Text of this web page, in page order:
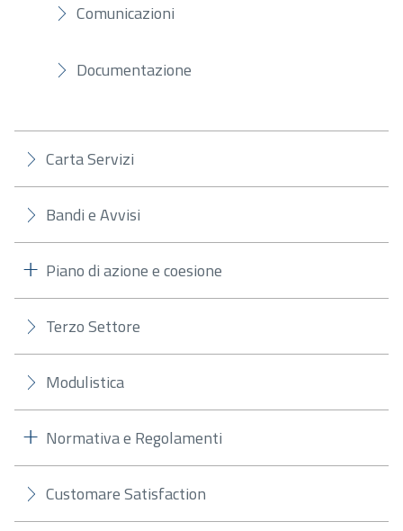
Comunicazioni
Documentazione
Carta Servizi
Bandi e Avvisi
Piano di azione e coesione
Terzo Settore
Modulistica
Normativa e Regolamenti
Customare Satisfaction